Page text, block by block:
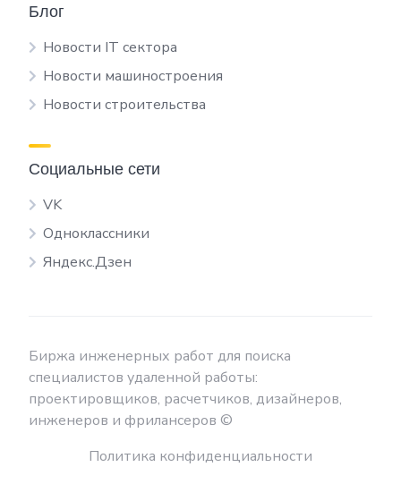
Блог
Новости IT сектора
Новости машиностроения
Новости строительства
Социальные сети
VK
Одноклассники
Яндекс.Дзен
Биржа инженерных работ для поиска
специалистов удаленной работы:
проектировщиков, расчетчиков, дизайнеров,
инженеров и фрилансеров ©
Политика конфиденциальности